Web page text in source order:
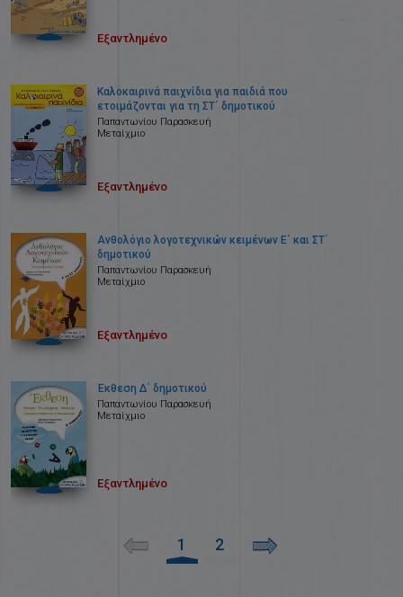
Εξαντλημένο
Καλοκαιρινά παιχνίδια για παιδιά που
ετοιμάζονται για τη ΣΤ΄ δημοτικού
Παπαντωνίου Παρασκευή
Μεταίχμιο
Εξαντλημένο
Ανθολόγιο λογοτεχνικών κειμένων Ε΄ και ΣΤ΄
δημοτικού
Παπαντωνίου Παρασκευή
Μεταίχμιο
Εξαντλημένο
Έκθεση Δ΄ δημοτικού
Παπαντωνίου Παρασκευή
Μεταίχμιο
Εξαντλημένο
1 2